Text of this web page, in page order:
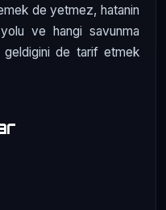
de yetmez, hatanin
ve hangi savunma
geldigini de tarif etmek